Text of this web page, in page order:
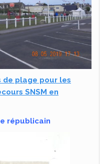
de plage pour les
SNSM en
républicain